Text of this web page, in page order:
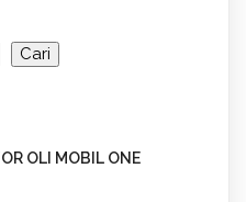
Cari
OLI MOBIL ONE